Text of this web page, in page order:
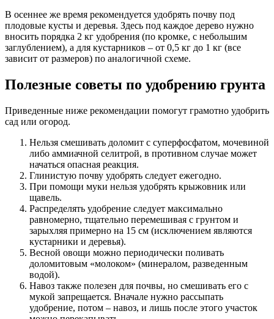
В осеннее же время рекомендуется удобрять почву под
плодовые кусты и деревья. Здесь под каждое дерево нужно
вносить порядка 2 кг удобрения (по кромке, с небольшим
заглублением), а для кустарников – от 0,5 кг до 1 кг (все
зависит от размеров) по аналогичной схеме.
Полезные советы по удобрению грунта
Приведенные ниже рекомендации помогут грамотно удобрить
сад или огород.
Нельзя смешивать доломит с суперфосфатом, мочевиной
либо аммиачной селитрой, в противном случае может
начаться опасная реакция.
Глинистую почву удобрять следует ежегодно.
При помощи муки нельзя удобрять крыжовник или
щавель.
Распределять удобрение следует максимально
равномерно, тщательно перемешивая с грунтом и
зарыхляя примерно на 15 см (исключением являются
кустарники и деревья).
Весной овощи можно периодически поливать
доломитовым «молоком» (минералом, разведенным
водой).
Навоз также полезен для почвы, но смешивать его с
мукой запрещается. Вначале нужно рассыпать
удобрение, потом – навоз, и лишь после этого участок